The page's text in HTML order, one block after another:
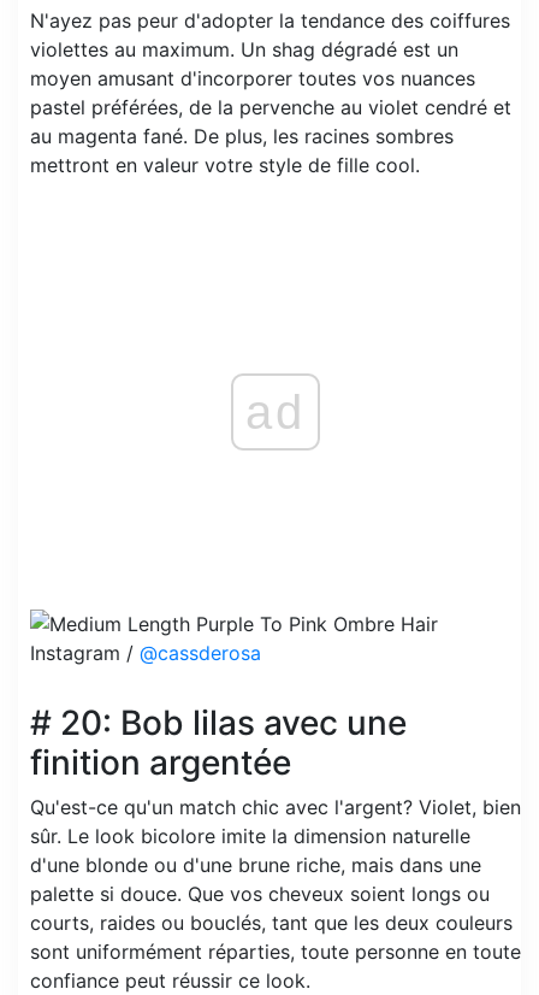
N'ayez pas peur d'adopter la tendance des coiffures
violettes au maximum. Un shag dégradé est un
moyen amusant d'incorporer toutes vos nuances
pastel préférées, de la pervenche au violet cendré et
au magenta fané. De plus, les racines sombres
mettront en valeur votre style de fille cool.
ad
Instagram / @cassderosa
# 20: Bob lilas avec une
finition argentée
Qu'est-ce qu'un match chic avec l'argent? Violet, bien
sûr. Le look bicolore imite la dimension naturelle
d'une blonde ou d'une brune riche, mais dans une
palette si douce. Que vos cheveux soient longs ou
courts, raides ou bouclés, tant que les deux couleurs
sont uniformément réparties, toute personne en toute
confiance peut réussir ce look.